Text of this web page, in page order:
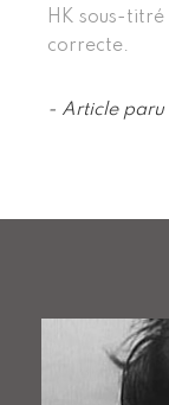
HK sous-
correcte.
- Article paru